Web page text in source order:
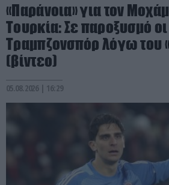
«Παράνοια» για τον
Τουρκία: Σε παροξυσμό οι
Τραμπζονσπόρ λόγω του
(βίντεο)
05.08.2026 | 16:29